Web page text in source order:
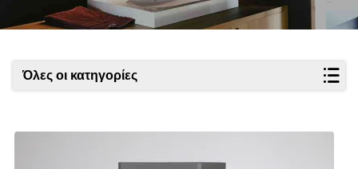
Όλες οι κατηγορίες